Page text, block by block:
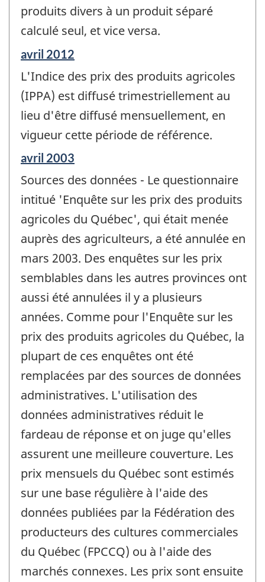
produits divers à un produit séparé
calculé seul, et vice versa.
Période
référence
de
changement
-
avril 2012
L'Indice des prix des produits agricoles
(IPPA) est diffusé trimestriellement au
lieu d'être diffusé mensuellement, en
vigueur cette période de référence.
Période
référence
de
changement
-
avril 2003
Sources des données - Le questionnaire
intitué 'Enquête sur les prix des produits
agricoles du Québec', qui était menée
auprès des agriculteurs, a été annulée en
mars 2003. Des enquêtes sur les prix
semblables dans les autres provinces ont
aussi été annulées il y a plusieurs
années. Comme pour l'Enquête sur les
prix des produits agricoles du Québec, la
plupart de ces enquêtes ont été
remplacées par des sources de données
administratives. L'utilisation des
données administratives réduit le
fardeau de réponse et on juge qu'elles
assurent une meilleure couverture. Les
prix mensuels du Québec sont estimés
sur une base régulière à l'aide des
données publiées par la Fédération des
producteurs des cultures commerciales
du Québec (FPCCQ) ou à l'aide des
marchés connexes. Les prix sont ensuite